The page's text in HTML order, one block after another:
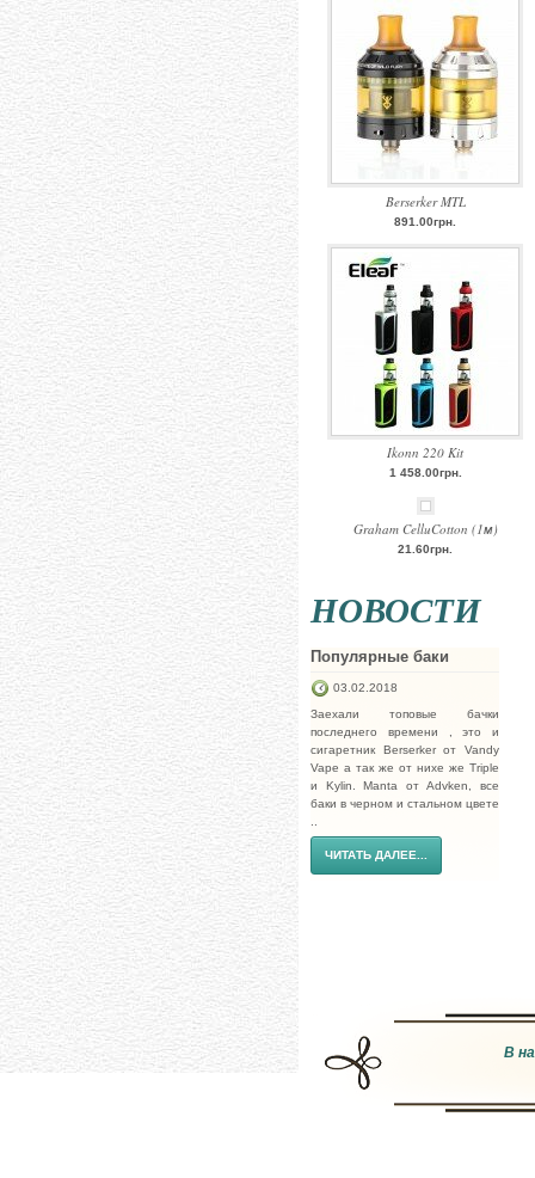
Berserker MTL
891.00грн.
Ikonn 220 Kit
1 458.00грн.
Graham CelluCotton (1м)
21.60грн.
НОВОСТИ
Популярные баки
03.02.2018
Заехали топовые бачки
последнего времени , это и
сигаретник Berserker от Vandy
Vape а так же от нихе же Triple
и Kylin. Manta от Advken, все
баки в черном и стальном цвете
ЧИТАТЬ ДАЛЕЕ...
В